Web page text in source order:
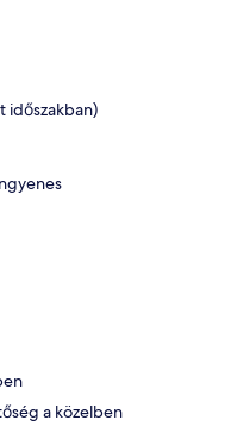
időszakban)
a közelben